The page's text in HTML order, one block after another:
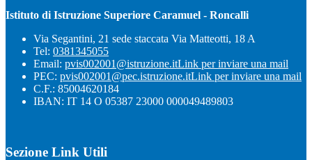
Istituto di Istruzione Superiore Caramuel - Roncalli
Via Segantini, 21 sede staccata Via Matteotti, 18 A
Tel: 0381345055
Email: pvis002001@istruzione.itLink per inviare una mail
PEC: pvis002001@pec.istruzione.itLink per inviare una mail
C.F.: 85004620184
IBAN: IT 14 O 05387 23000 000049489803
Sezione Link Utili